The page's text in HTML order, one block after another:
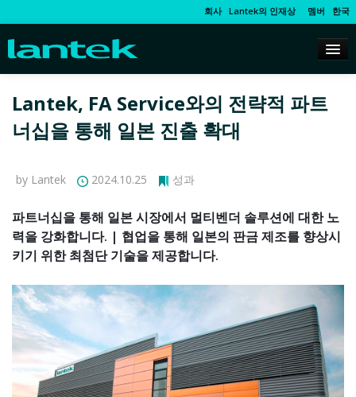
회사 Lantek의 인재상 멤버 한국
Lantek, FA Service와의 전략적 파트
너십을 통해 일본 진출 확대
by Lantek 2024.10.25 성과
파트너십을 통해 일본 시장에서 멀티벤더 솔루션에 대한 노
력을 강화합니다. | 협업을 통해 일본의 판금 제조를 향상시
키기 위한 최첨단 기술을 제공합니다.